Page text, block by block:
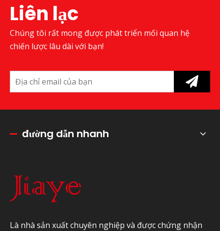
Liên lạc
Chúng tôi rất mong được phát triển mối quan hệ
chiến lược lâu dài với bạn!
đường dẫn nhanh
Là nhà sản xuất chuyên nghiệp và được chứng nhận